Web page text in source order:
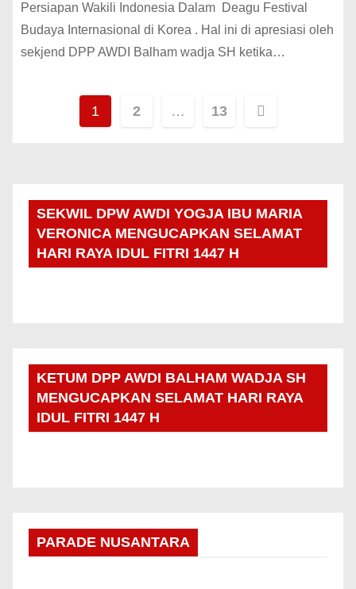
Persiapan Wakili Indonesia Dalam Deagu Festival
Budaya Internasional di Korea . Hal ini di apresiasi oleh
sekjend DPP AWDI Balham wadja SH ketika…
1 2 … 13
SEKWIL DPW AWDI YOGJA IBU MARIA
VERONICA MENGUCAPKAN SELAMAT
HARI RAYA IDUL FITRI 1447 H
KETUM DPP AWDI BALHAM WADJA SH
MENGUCAPKAN SELAMAT HARI RAYA
IDUL FITRI 1447 H
PARADE NUSANTARA